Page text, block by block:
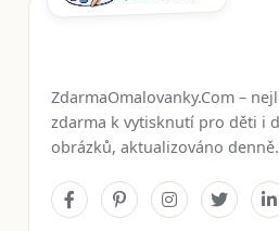
ZdarmaOmalovanky.Com –
zdarma k vytisknutí pro děti i
obrázků, aktualizováno denně.